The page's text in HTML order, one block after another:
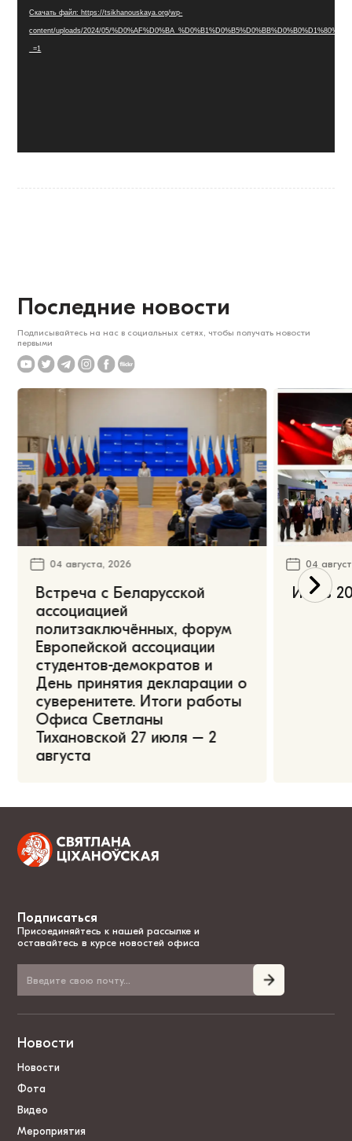
Скачать файл: https://tsikhanouskaya.org/wp-
content/uploads/2024/05/
_=1
Последние новости
Подписывайтесь на нас в социальных сетях, чтобы получать новости
первыми
04 августа, 2026
Встреча с Беларусской
ассоциацией
политзаключённых, форум
Европейской ассоциации
студентов-демократов и
День принятия декларации о
суверенитете. Итоги работы
Офиса Светланы
Тихановской 27 июля – 2
августа
04
Июль
Подписаться
Присоединяйтесь к нашей рассылке и
оставайтесь в курсе новостей офиса
Новости
Новости
Фота
Видео
Мероприятия